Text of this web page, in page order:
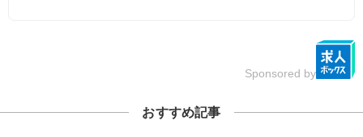
Sponsored by
おすすめ記事